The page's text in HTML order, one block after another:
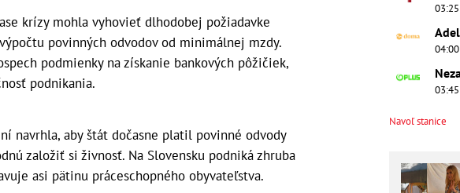
krízy mohla vyhovieť dlhodobej požiadavke
povinných odvodov od minimálnej mzdy.
podmienky na získanie bankových pôžičiek,
podnikania.
navrhla, aby štát dočasne platil povinné odvody
založiť si živnosť. Na Slovensku podniká zhruba
asi pätinu práceschopného obyvateľstva.
03:25
04:00
03:45
Navoľ stanice